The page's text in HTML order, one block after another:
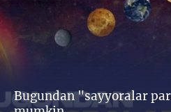
Bugundan "sayyoralar